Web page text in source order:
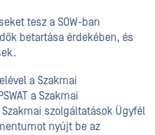
tesz a SOW-ban
betartása érdekében, és
a Szakmai
a Szakmai
szolgáltatások Ügyfél
nyújt be az